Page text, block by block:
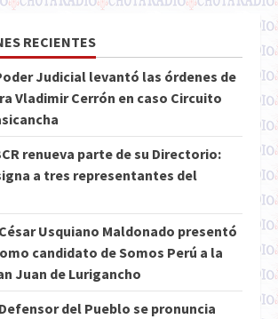
RECIENTES
Judicial levantó las órdenes de
Vladimir Cerrón en caso Circuito
renueva parte de su Directorio:
a tres representantes del
Usquiano Maldonado presentó
candidato de Somos Perú a la
Juan de Lurigancho
del Pueblo se pronuncia